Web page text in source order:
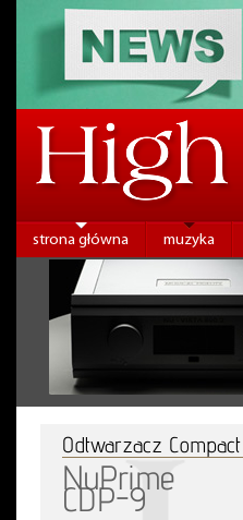
strona główna muzyka
Odtwarzacz
NuPrime
CDP-9